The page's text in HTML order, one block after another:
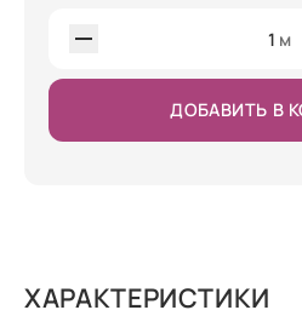
1 м
ДОБАВИТЬ В
ХАРАКТЕРИСТИКИ